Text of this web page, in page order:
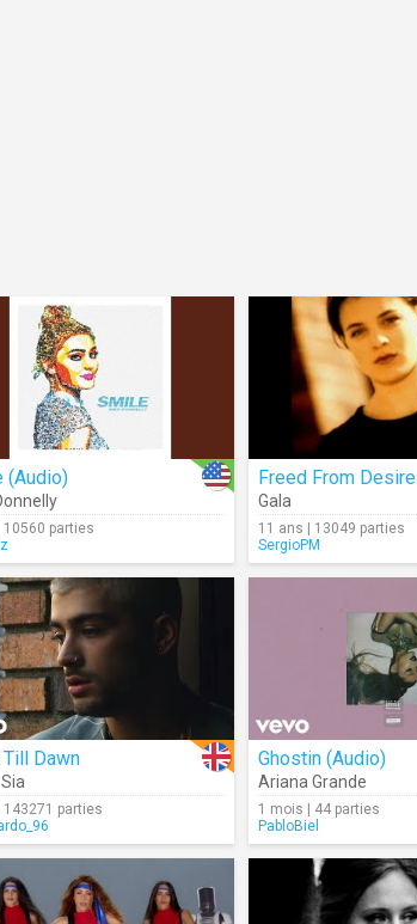
(Audio)
10560 parties
Freed From Desire
Gala
11 ans | 13049 parties
SergioPM
Dawn
Sia
143271 parties
Ghostin (Audio)
Ariana Grande
1 mois | 44 parties
PabloBiel